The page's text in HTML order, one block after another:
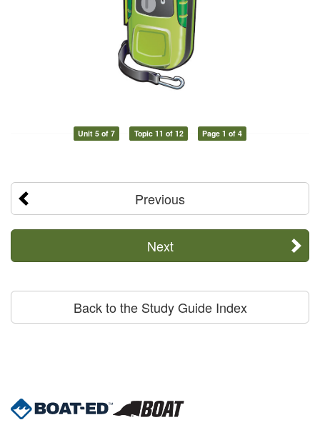
Unit 5 of 7 Topic 11 of 12 Page 1 of 4
Previous
Next
Back to the Study Guide Index